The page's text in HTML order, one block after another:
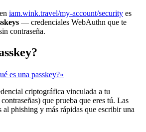
en iam.wink.travel/my-account/security es
— credenciales WebAuthn que te
contraseña.
es una passkey?»
criptográfica vinculada a tu
que prueba que eres tú. Las
al phishing y más rápidas que escribir una